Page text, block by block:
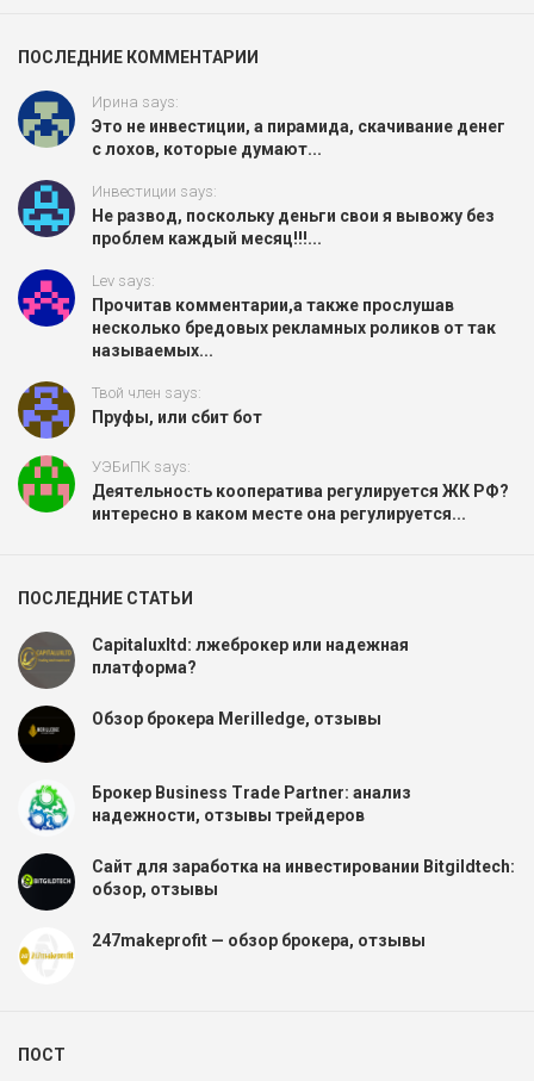
ПОСЛЕДНИЕ КОММЕНТАРИИ
Ирина says:
Это не инвестиции, а пирамида, скачивание денег
с лохов, которые думают...
Инвестиции says:
Не развод, поскольку деньги свои я вывожу без
проблем каждый месяц!!!...
Lev says:
Прочитав комментарии,а также прослушав
несколько бредовых рекламных роликов от так
называемых...
Твой член says:
Пруфы, или сбит бот
УЭБиПК says:
Деятельность кооператива регулируется ЖК РФ?
интересно в каком месте она регулируется...
ПОСЛЕДНИЕ СТАТЬИ
Capitaluxltd: лжеброкер или надежная
платформа?
Обзор брокера Merilledge, отзывы
Брокер Business Trade Partner: анализ
надежности, отзывы трейдеров
Сайт для заработка на инвестировании Bitgildtech:
обзор, отзывы
247makeprofit — обзор брокера, отзывы
ПОСТ